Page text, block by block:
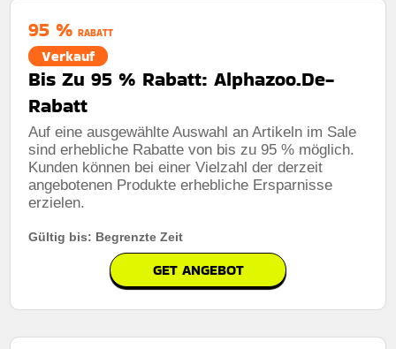
95 % RABATT
Verkauf
Bis Zu 95 % Rabatt: Alphazoo.De-
Rabatt
Auf eine ausgewählte Auswahl an Artikeln im Sale
sind erhebliche Rabatte von bis zu 95 % möglich.
Kunden können bei einer Vielzahl der derzeit
angebotenen Produkte erhebliche Ersparnisse
erzielen.
Gültig bis: Begrenzte Zeit
GET ANGEBOT